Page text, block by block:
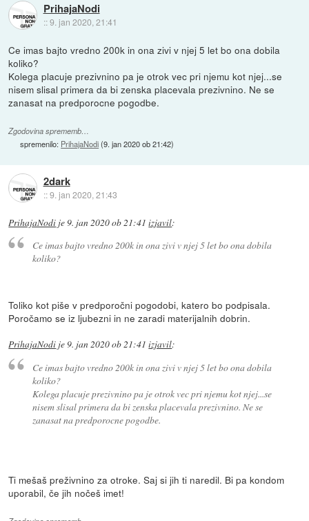
PrihajaNodi
::9. jan 2020, 21:41
Ce imas bajto vredno 200k in ona zivi v njej 5 let bo ona dobila
koliko?
Kolega placuje prezivnino pa je otrok vec pri njemu kot njej...se
nisem slisal primera da bi zenska placevala prezivnino. Ne se
zanasat na predporocne pogodbe.
Zgodovina sprememb…
spremenilo: PrihajaNodi(9. jan 2020 ob 21:42)
2dark
::9. jan 2020, 21:43
PrihajaNodi je9. jan 2020 ob 21:41 izjavil:
Ce imas bajto vredno 200k in ona zivi v njej 5 let bo ona dobila
koliko?
Toliko kot piše v predporočni pogodobi, katero bo podpisala.
Poročamo se iz ljubezni in ne zaradi materijalnih dobrin.
PrihajaNodi je9. jan 2020 ob 21:41 izjavil:
Ce imas bajto vredno 200k in ona zivi v njej 5 let bo ona dobila
koliko?
Kolega placuje prezivnino pa je otrok vec pri njemu kot njej...se
nisem slisal primera da bi zenska placevala prezivnino. Ne se
zanasat na predporocne pogodbe.
Ti mešaš preživnino za otroke. Saj si jih ti naredil. Bi pa kondom
uporabil, če jih nočeš imet!